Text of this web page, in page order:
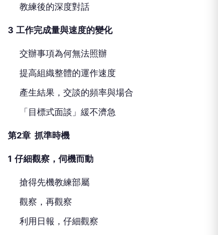
教練後的深度對話
3 工作完成量與速度的變化
交辦事項為何無法照辦
提高組織整體的運作速度
產生結果，交談的頻率與場合
「目標式面談」緩不濟急
第2章 抓準時機
1 仔細觀察，伺機而動
搶得先機教練部屬
觀察，再觀察
利用日報，仔細觀察